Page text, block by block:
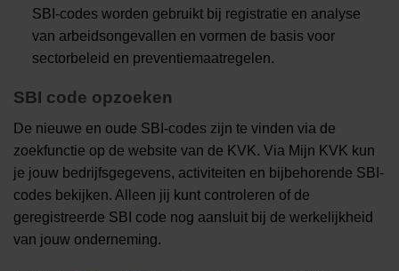
SBI-codes worden gebruikt bij registratie en analyse
van arbeidsongevallen en vormen de basis voor
sectorbeleid en preventiemaatregelen.
SBI code opzoeken
De nieuwe en oude SBI-codes zijn te vinden via de
zoekfunctie op de website van de KVK. Via Mijn KVK kun
je jouw bedrijfsgegevens, activiteiten en bijbehorende SBI-
codes bekijken. Alleen jij kunt controleren of de
geregistreerde SBI code nog aansluit bij de werkelijkheid
van jouw onderneming.